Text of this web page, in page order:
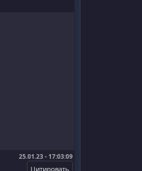
25.01.23 - 17:03:09